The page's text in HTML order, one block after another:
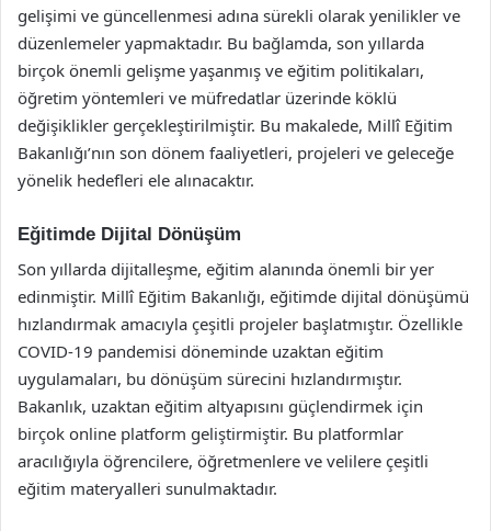
gelişimi ve güncellenmesi adına sürekli olarak yenilikler ve
düzenlemeler yapmaktadır. Bu bağlamda, son yıllarda
birçok önemli gelişme yaşanmış ve eğitim politikaları,
öğretim yöntemleri ve müfredatlar üzerinde köklü
değişiklikler gerçekleştirilmiştir. Bu makalede, Millî Eğitim
Bakanlığı’nın son dönem faaliyetleri, projeleri ve geleceğe
yönelik hedefleri ele alınacaktır.
Eğitimde Dijital Dönüşüm
Son yıllarda dijitalleşme, eğitim alanında önemli bir yer
edinmiştir. Millî Eğitim Bakanlığı, eğitimde dijital dönüşümü
hızlandırmak amacıyla çeşitli projeler başlatmıştır. Özellikle
COVID-19 pandemisi döneminde uzaktan eğitim
uygulamaları, bu dönüşüm sürecini hızlandırmıştır.
Bakanlık, uzaktan eğitim altyapısını güçlendirmek için
birçok online platform geliştirmiştir. Bu platformlar
aracılığıyla öğrencilere, öğretmenlere ve velilere çeşitli
eğitim materyalleri sunulmaktadır.